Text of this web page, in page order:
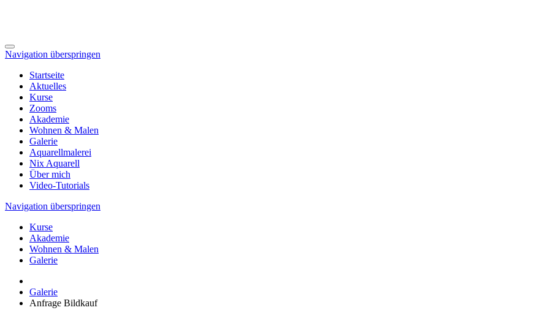
Navigation überspringen
Startseite
Aktuelles
Kurse
Zooms
Akademie
Wohnen & Malen
Galerie
Aquarellmalerei
Nix Aquarell
Über mich
Video-Tutorials
Navigation überspringen
Kurse
Akademie
Wohnen & Malen
Galerie
Galerie
Anfrage Bildkauf